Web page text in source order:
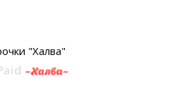
"Халва"